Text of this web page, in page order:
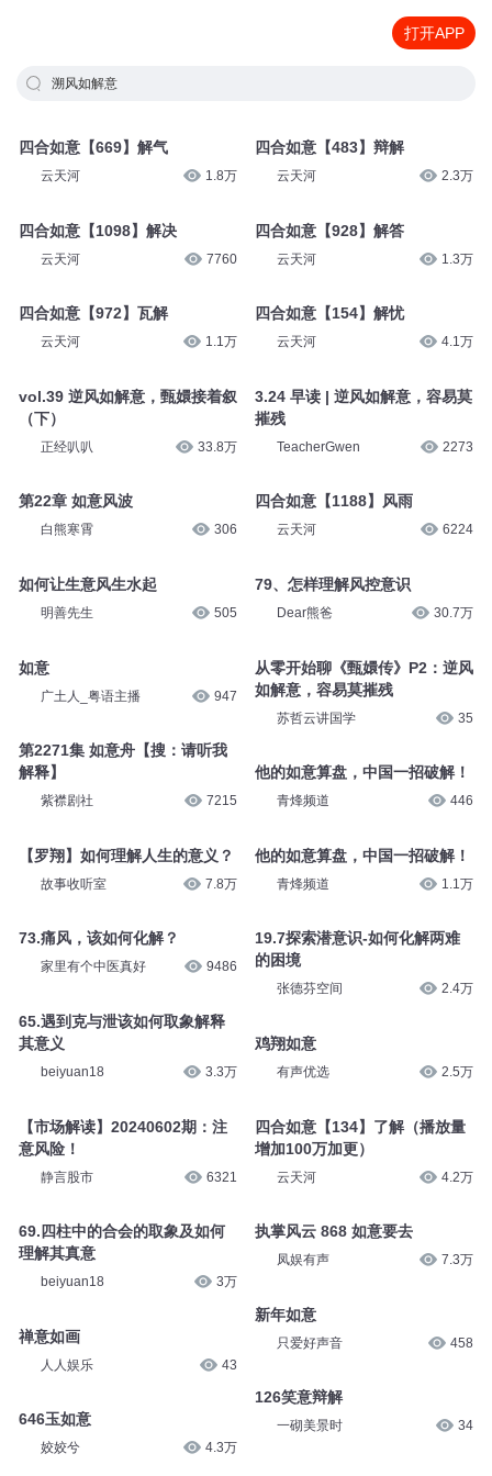
打开APP
溯风如解意
四合如意【669】解气
云天河 1.8万
四合如意【1098】解决
云天河 7760
四合如意【972】瓦解
云天河 1.1万
vol.39 逆风如解意，甄嬛接着叙
（下）
正经叭叭 33.8万
第22章 如意风波
白熊寒霄 306
如何让生意风生水起
明善先生 505
如意
广土人_粤语主播 947
第2271集 如意舟【搜：请听我
解释】
紫襟剧社 7215
【罗翔】如何理解人生的意义？
故事收听室 7.8万
73.痛风，该如何化解？
家里有个中医真好 9486
65.遇到克与泄该如何取象解释
其意义
beiyuan18 3.3万
【市场解读】20240602期：注
意风险！
静言股市 6321
69.四柱中的合会的取象及如何
理解其真意
beiyuan18 3万
禅意如画
人人娱乐 43
646玉如意
姣姣兮 4.3万
四合如意【483】辩解
云天河 2.3万
四合如意【928】解答
云天河 1.3万
四合如意【154】解忧
云天河 4.1万
3.24 早读 | 逆风如解意，容易莫
摧残
TeacherGwen 2273
四合如意【1188】风雨
云天河 6224
79、怎样理解风控意识
Dear熊爸 30.7万
从零开始聊《甄嬛传》P2：逆风
如解意，容易莫摧残
苏哲云讲国学 35
他的如意算盘，中国一招破解！
青烽频道 446
他的如意算盘，中国一招破解！
青烽频道 1.1万
19.7探索潜意识-如何化解两难
的困境
张德芬空间 2.4万
鸡翔如意
有声优选 2.5万
四合如意【134】了解（播放量
增加100万加更）
云天河 4.2万
执掌风云 868 如意要去
凤娱有声 7.3万
新年如意
只爱好声音 458
126笑意辩解
一砌美景时 34